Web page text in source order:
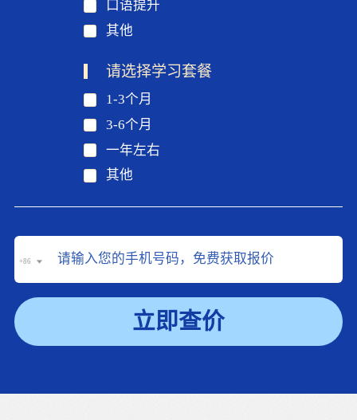
口语提升
其他
请选择学习套餐
1-3个月
3-6个月
一年左右
其他
+86
立即查价